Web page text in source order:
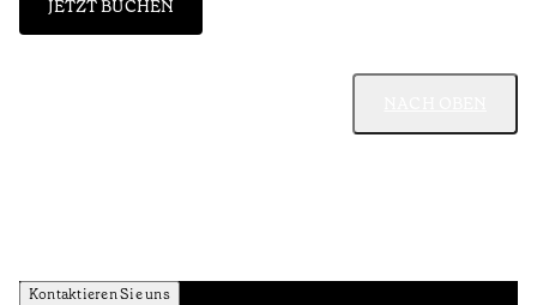
JETZT BUCHEN
Kontaktieren Sie uns